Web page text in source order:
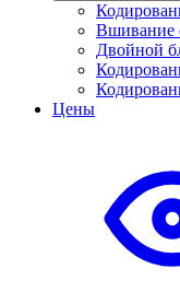
Вшивание
Двойной
Цены